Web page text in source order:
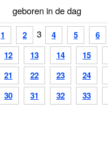
1 2 3 4 5 6
12 13 14 15
21 22 23 24
30 31 32 33
geboren in de dag